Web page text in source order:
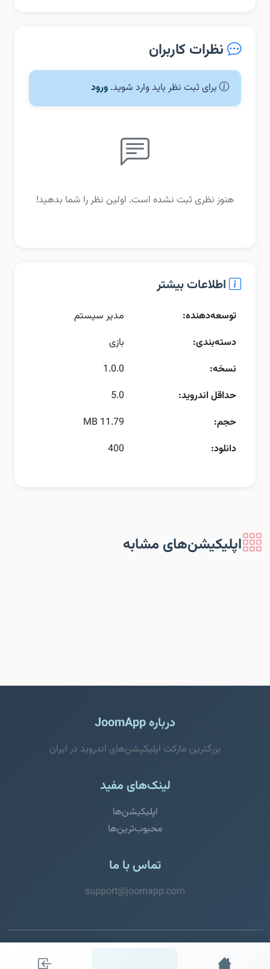
نظرات کاربران
برای ثبت نظر باید وارد شوید. ورود
هنوز نظری ثبت نشده است. اولین نظر را شما بدهید!
اطلاعات بیشتر
توسعه‌دهنده:
مدیر سیستم
دسته‌بندی:
بازی
نسخه:
1.0.0
حداقل اندروید:
5.0
حجم:
11.79 MB
دانلود:
400
اپلیکیشن‌های مشابه
درباره JoomApp
بزرگترین مارکت اپلیکیشن‌های اندروید در ایران
لینک‌های مفید
اپلیکیشن‌ها
محبوب‌ترین‌ها
تماس با ما
support@joomapp.com
© 2026 JoomApp. تمامی حقوق محفوظ است.